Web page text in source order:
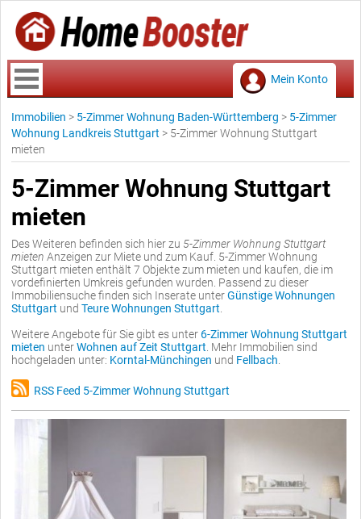
Mein Konto
Immobilien > 5-Zimmer Wohnung Baden-Württemberg > 5-Zimmer
Wohnung Landkreis Stuttgart > 5-Zimmer Wohnung Stuttgart
mieten
5-Zimmer Wohnung Stuttgart
mieten
Des Weiteren befinden sich hier zu 5-Zimmer Wohnung Stuttgart
mieten Anzeigen zur Miete und zum Kauf. 5-Zimmer Wohnung
Stuttgart mieten enthält 7 Objekte zum mieten und kaufen, die im
vordefinierten Umkreis gefunden wurden. Passend zu dieser
Immobiliensuche finden sich Inserate unterGünstige Wohnungen
Stuttgart und Teure Wohnungen Stuttgart
Weitere Angebote für Sie gibt es unter 6-Zimmer Wohnung Stuttgart
mieten unterWohnen auf Zeit Stuttgart . Mehr Immobilien sind
hochgeladen unter: Korntal-Münchingen und Fellbach
RSS Feed 5-Zimmer Wohnung Stuttgart